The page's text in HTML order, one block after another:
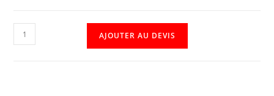
AJOUTER AU DEVIS